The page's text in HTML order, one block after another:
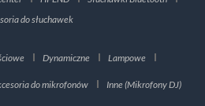
do słuchawek
Dynamiczne Lampowe
do mikrofonów Inne (Mikrofony DJ)